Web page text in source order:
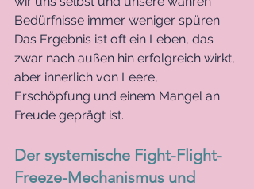
Bedürfnisse immer weniger spüren.
Das Ergebnis ist oft ein Leben, das
zwar nach außen hin erfolgreich wirkt,
aber innerlich von Leere,
Erschöpfung und einem Mangel an
Freude geprägt ist.
Der systemische Fight-Flight-
Freeze-Mechanismus und